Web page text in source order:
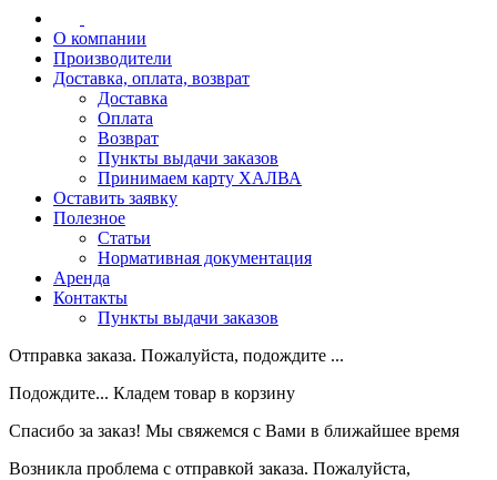
О компании
Производители
Доставка, оплата, возврат
Доставка
Оплата
Возврат
Пункты выдачи заказов
Принимаем карту ХАЛВА
Оставить заявку
Полезное
Статьи
Нормативная документация
Аренда
Контакты
Пункты выдачи заказов
Отправка заказа. Пожалуйста, подождите ...
Подождите... Кладем товар в корзину
Спасибо за заказ! Мы свяжемся с Вами в ближайшее время
Возникла проблема с отправкой заказа. Пожалуйста,